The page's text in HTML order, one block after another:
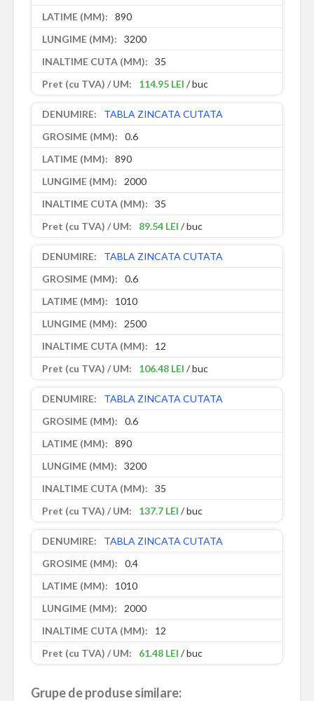
890
3200
35
114.95 LEI / buc
TABLA ZINCATA CUTATA
0.6
890
2000
35
89.54 LEI / buc
TABLA ZINCATA CUTATA
0.6
1010
2500
12
106.48 LEI / buc
TABLA ZINCATA CUTATA
0.6
890
3200
35
137.7 LEI / buc
TABLA ZINCATA CUTATA
0.4
1010
2000
12
61.48 LEI / buc
Grupe de produse similare: